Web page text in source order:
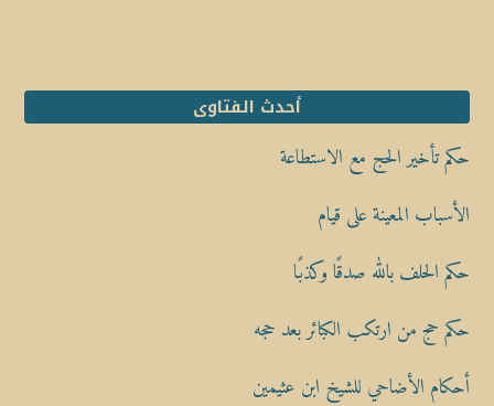
أحدث الفتاوى
حكم تأخير الحج مع الاستطاعة
الأسباب المعينة على قيام
حكم الحلف بالله صدقًا وكذبًا
حكم حج من ارتكب الكبائر بعد حجه
أحكام الأضاحي للشيخ ابن عثيمين